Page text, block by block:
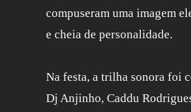
compuseram uma imagem
e cheia de personalidade.
Na festa, a trilha sonora foi
Dj Anjinho, Caddu